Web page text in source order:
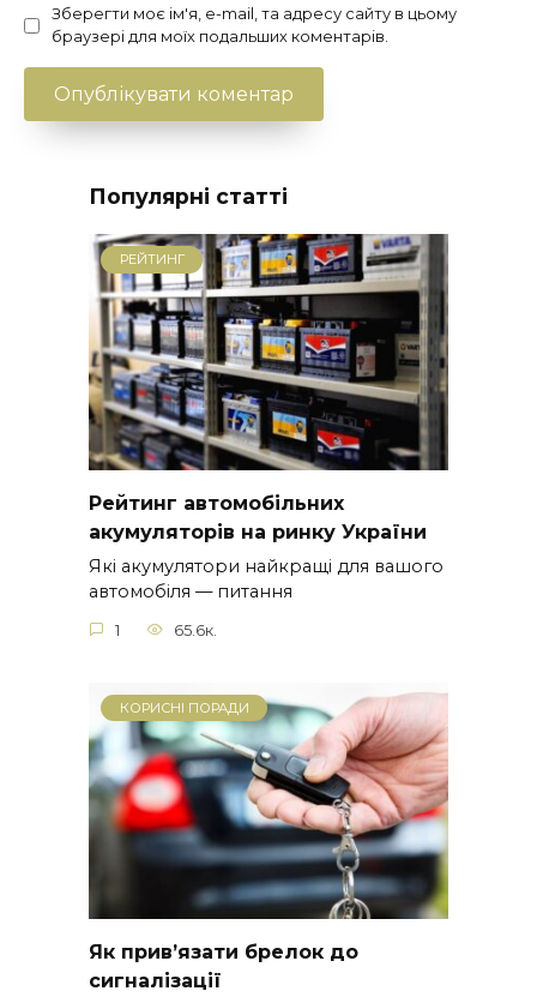
Зберегти моє ім'я, e-mail, та адресу сайту в цьому
браузері для моїх подальших коментарів.
Популярні статті
РЕЙТИНГ
Рейтинг автомобільних
акумуляторів на ринку України
Які акумулятори найкращі для вашого
автомобіля — питання
1 65.6к.
КОРИСНІ ПОРАДИ
Як прив’язати брелок до
сигналізації